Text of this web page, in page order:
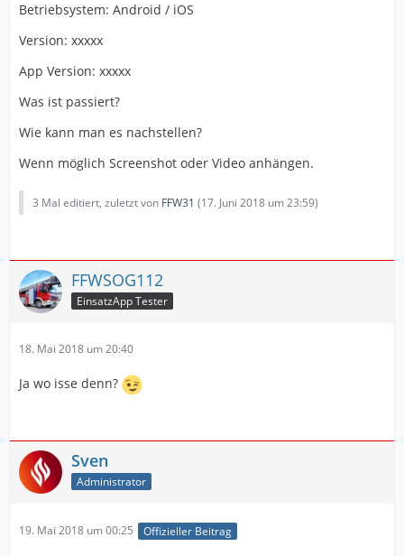
Betriebsystem: Android / iOS
Version: xxxxx
App Version: xxxxx
Was ist passiert?
Wie kann man es nachstellen?
Wenn möglich Screenshot oder Video anhängen.
3 Mal editiert, zuletzt von FFW31 (17. Juni 2018 um 23:59)
FFWSOG112
EinsatzApp Tester
18. Mai 2018 um 20:40
Ja wo isse denn?
Sven
Administrator
19. Mai 2018 um 00:25 Offizieller Beitrag